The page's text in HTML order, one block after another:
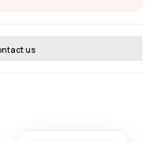
us